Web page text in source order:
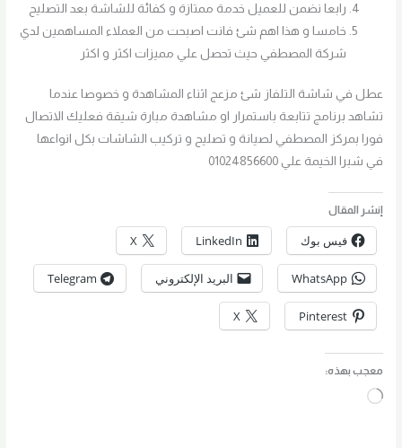
رابعا نضمن للعميل خدمة ممتازة و كفائة للشاشة بعد التصليح
خامسا و هذا اهم شئ فانت اصبحت من العملاء المساهمين لدي
شركة المصطفي حيث تحصل علي مميزات اكثر و اكثر
عطل في شاشة التلفاز شئ مزعج اثناء المشاهدة و خصوصا عندما
تشاهد برنامج تتابعة باستمرار او مشاهدة مبارة شيقة فعليك الاتصال
فورا بمركز المصطفي لصيانة و تصليح و تركيب الشاشات بكل انواعها
في شبرا الخيمة علي 01024856600
إنشر المقال
فيس بوك LinkedIn
X
WhatsApp البريد الإلكتروني Telegram
Pinterest
X
معجب بهذه:
جاري